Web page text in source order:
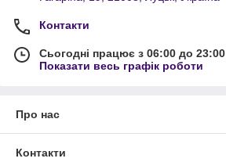
Контакти
Сьогодні працює з 06:00 до 23:00
Показати весь графік роботи
Про нас
Контакти